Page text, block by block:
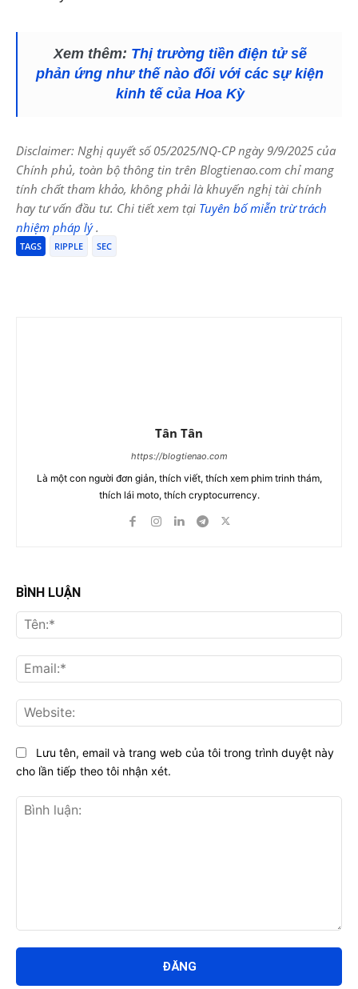
Xem thêm: Thị trường tiền điện tử sẽ
phản ứng như thế nào đối với các sự kiện
kinh tế của Hoa Kỳ
Disclaimer: Nghị quyết số 05/2025/NQ-CP ngày 9/9/2025 của
Chính phủ, toàn bộ thông tin trên Blogtienao.com chỉ mang
tính chất tham khảo, không phải là khuyến nghị tài chính
hay tư vấn đầu tư. Chi tiết xem tại Tuyên bố miễn trừ trách
nhiệm pháp lý.
TAGS RIPPLE SEC
Tân Tân
https://blogtienao.com
Là một con người đơn giản, thích viết, thích xem phim trinh thám,
thích lái moto, thích cryptocurrency.
BÌNH LUẬN
luận:
Lưu tên, email và trang web của tôi trong trình duyệt này
cho lần tiếp theo tôi nhận xét.